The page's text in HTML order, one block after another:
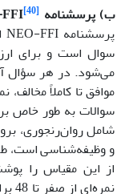
ب) پرسشنامه [40]
سوال است و برای
می‌شود. در هر سؤال
موافق تا کاملاً
سوالات به طور خاص
شامل روان‌رنجوری،
از این مقیاس را